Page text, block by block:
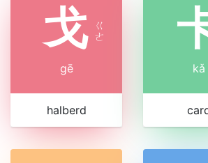
戈 ㄍ
ㄜ
gē
halberd
kǎ